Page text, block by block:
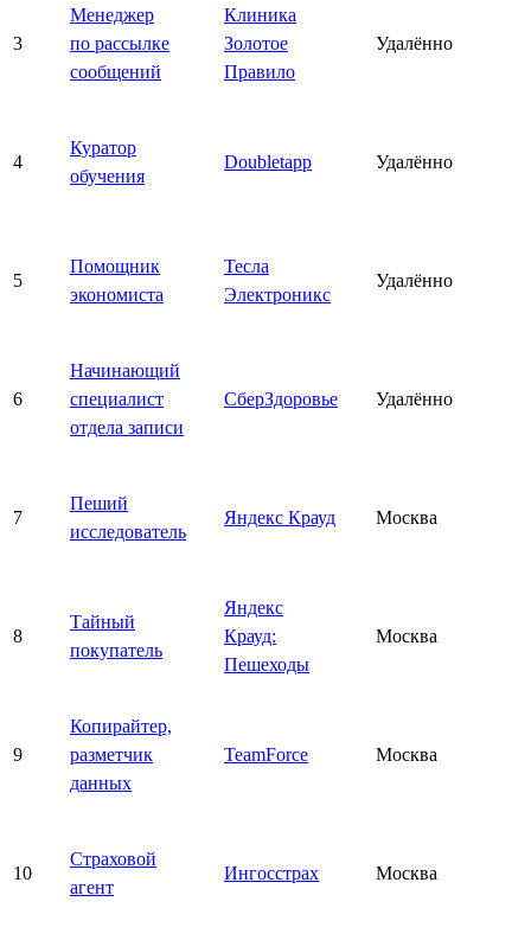
3
Менеджер
по рассылке
сообщений
Клиника
Золотое
Правило
Удалённо
4
Куратор
обучения
Doubletapp Удалённо
5
Помощник
экономиста
Тесла
Электроникс
Удалённо
6
Начинающий
специалист
отдела записи
СберЗдоровье Удалённо
7
Пеший
исследователь
Яндекс Крауд Москва
8
Тайный
покупатель
Яндекс
Крауд:
Пешеходы
Москва
9
Копирайтер,
разметчик
данных
TeamForce Москва
10
Страховой
агент
Ингосстрах Москва